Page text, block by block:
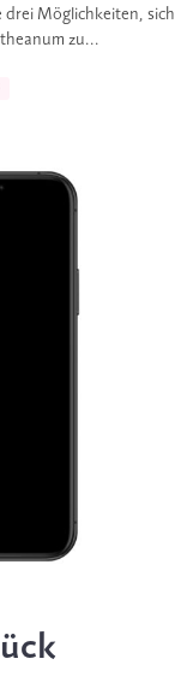
drei Möglichkeiten, sich
zu...